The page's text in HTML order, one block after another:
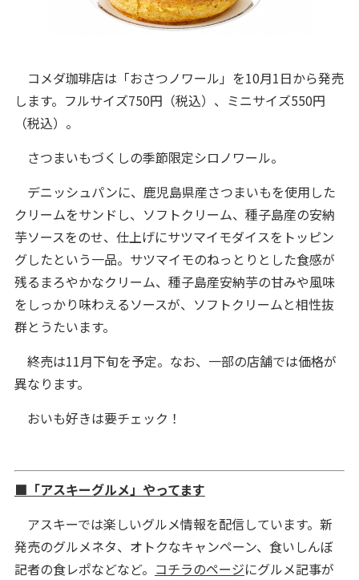
コメダ珈琲店は「おさつノワール」を10月1日から発売
します。フルサイズ750円（税込）、ミニサイズ550円
（税込）。
さつまいもづくしの季節限定シロノワール。
デニッシュパンに、鹿児島県産さつまいもを使用した
クリームをサンドし、ソフトクリーム、種子島産の安納
芋ソースをのせ、仕上げにサツマイモダイスをトッピン
グしたという一品。サツマイモのねっとりとした食感が
残るまろやかなクリーム、種子島産安納芋の甘みや風味
をしっかり味わえるソースが、ソフトクリームと相性抜
群とうたいます。
終売は11月下旬を予定。なお、一部の店舗では価格が
異なります。
おいも好きは要チェック！
■「アスキーグルメ」やってます
アスキーでは楽しいグルメ情報を配信しています。新
発売のグルメネタ、オトクなキャンペーン、食いしんぼ
記者の食レポなどなど。 コチラのページにグルメ記事が